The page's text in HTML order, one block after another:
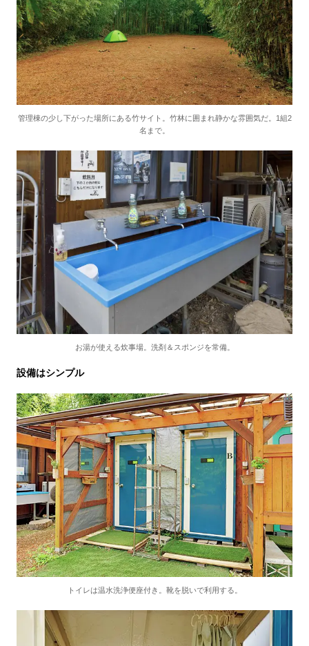
管理棟の少し下がった場所にある竹サイト。竹林に囲まれ静かな雰囲気だ。1組2
名まで。
お湯が使える炊事場。洗剤＆スポンジを常備。
設備はシンプル
トイレは温水洗浄便座付き。靴を脱いで利用する。